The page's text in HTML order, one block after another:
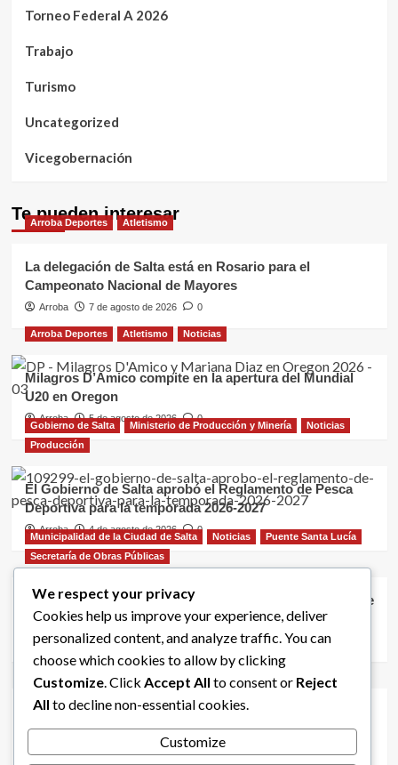
Torneo Federal A 2026
Trabajo
Turismo
Uncategorized
Vicegobernación
Te pueden interesar
Arroba Deportes Atletismo
La delegación de Salta está en Rosario para el
Campeonato Nacional de Mayores
Arroba 7 de agosto de 2026 0
Arroba Deportes Atletismo Noticias
Milagros D’Amico compite en la apertura del Mundial
U20 en Oregon
Arroba 5 de agosto de 2026 0
Gobierno de Salta Ministerio de Producción y Minería
Noticias
Producción
El Gobierno de Salta aprobó el Reglamento de Pesca
Deportiva para la temporada 2026-2027
Arroba 4 de agosto de 2026 0
Municipalidad de la Ciudad de Salta Noticias
Puente Santa Lucía
Secretaría de Obras Públicas
Comenzó la construcción de las bases del nuevo puente
de Santa Lucía
Arroba 4 de agosto de 2026 0
Municipalidad de la Ciudad de Salta Noticias
Secretaría de Obras Públicas
Inicia el Plan Vial Zona Norte con obras estratégicas en
Avenida Bolivia
Arroba 3 de agosto de 2026 0
We respect your privacy
Cookies help us improve your experience, deliver
personalized content, and analyze traffic. You can
choose which cookies to allow by clicking
Customize . Click Accept All to consent or Reject
All to decline non-essential cookies.
Customize